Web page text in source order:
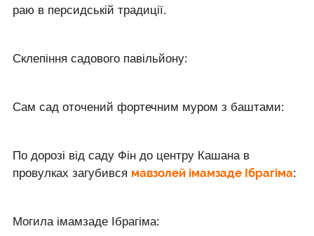
раю в персидській традиції.
Склепіння садового павільйону:
Сам сад оточений фортечним муром з баштами:
По дорозі від саду Фін до центру Кашана в
провулках загубився мавзолей імамзаде Ібрагіма:
Могила імамзаде Ібрагіма: